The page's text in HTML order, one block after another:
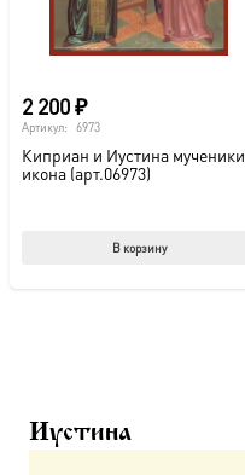
2 200₽
Артикул: 6973
Киприан и Иустина мученики,
икона (арт.06973)
В корзину
Иустина